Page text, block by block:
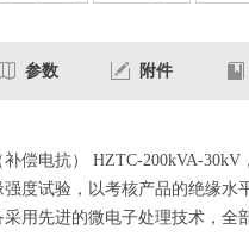
参数 附件
偿电抗） HZTC-200kVA-
度试验，以考核产品的绝缘水
用先进的微电子处理技术，全